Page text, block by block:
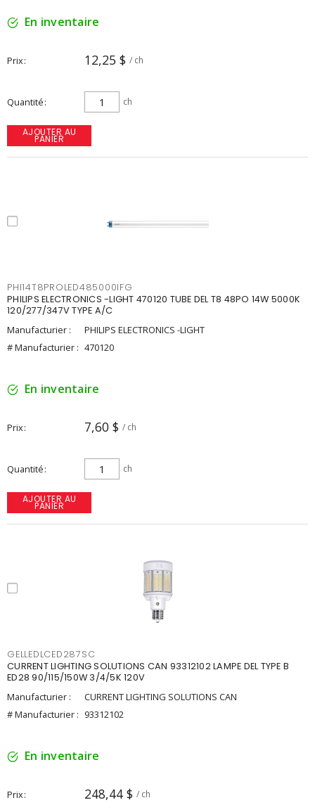
En inventaire
Prix 12,25 $ / ch
Quantité ch
AJOUTER AU
PANIER
PHI14T8PROLED485000IFG
PHILIPS ELECTRONICS -LIGHT 470120 TUBE DEL T8 48PO 14W 5000K
120/277/347V TYPE A/C
Manufacturier :
PHILIPS ELECTRONICS -LIGHT
# Manufacturier : 470120
En inventaire
Prix 7,60 $ / ch
Quantité ch
AJOUTER AU
PANIER
GELLEDLCED287SC
CURRENT LIGHTING SOLUTIONS CAN 93312102 LAMPE DEL TYPE B
ED28 90/115/150W 3/4/5K 120V
Manufacturier :
CURRENT LIGHTING SOLUTIONS CAN
# Manufacturier : 93312102
En inventaire
Prix 248,44 $ / ch